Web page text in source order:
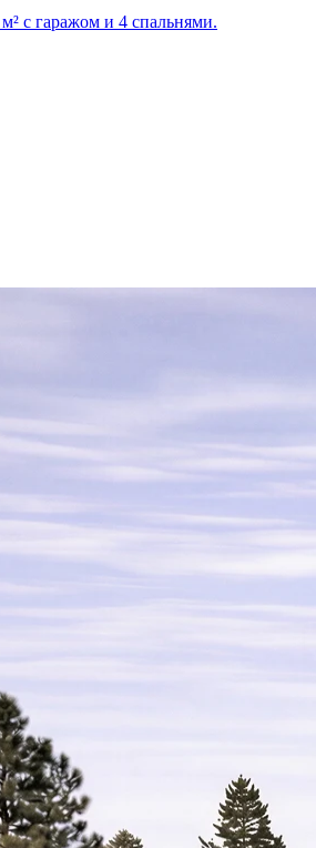
с гаражом и 4 спальнями.